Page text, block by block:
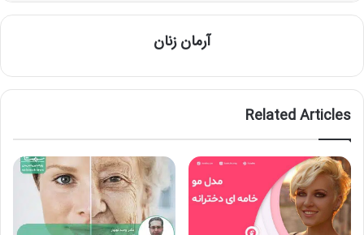
آرمان زنان
Related Articles